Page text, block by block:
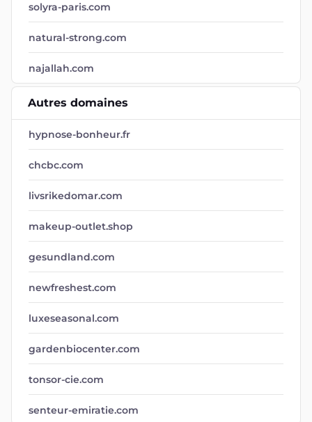
solyra-paris.com
natural-strong.com
najallah.com
Autres domaines
hypnose-bonheur.fr
chcbc.com
livsrikedomar.com
makeup-outlet.shop
gesundland.com
newfreshest.com
luxeseasonal.com
gardenbiocenter.com
tonsor-cie.com
senteur-emiratie.com